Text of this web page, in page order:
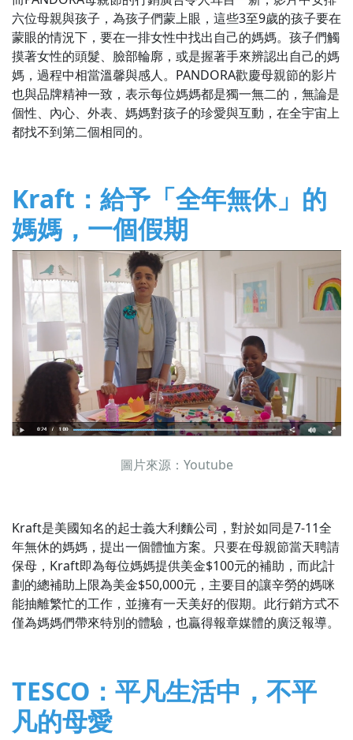
六位母親與孩子，為孩子們蒙上眼，這些3至9歲的孩子要在
蒙眼的情況下，要在一排女性中找出自己的媽媽。孩子們觸
摸著女性的頭髮、臉部輪廓，或是握著手來辨認出自己的媽
媽，過程中相當溫馨與感人。PANDORA歡慶母親節的影片
也與品牌精神一致，表示每位媽媽都是獨一無二的，無論是
個性、內心、外表、媽媽對孩子的珍愛與互動，在全宇宙上
都找不到第二個相同的。
Kraft：給予「全年無休」的
媽媽，一個假期
圖片來源：Youtube
Kraft是美國知名的起士義大利麵公司，對於如同是7-11全
年無休的媽媽，提出一個體恤方案。只要在母親節當天聘請
保母，Kraft即為每位媽媽提供美金$100元的補助，而此計
劃的總補助上限為美金$50,000元，主要目的讓辛勞的媽咪
能抽離繁忙的工作，並擁有一天美好的假期。此行銷方式不
僅為媽媽們帶來特別的體驗，也贏得報章媒體的廣泛報導。
TESCO：平凡生活中，不平
凡的母愛